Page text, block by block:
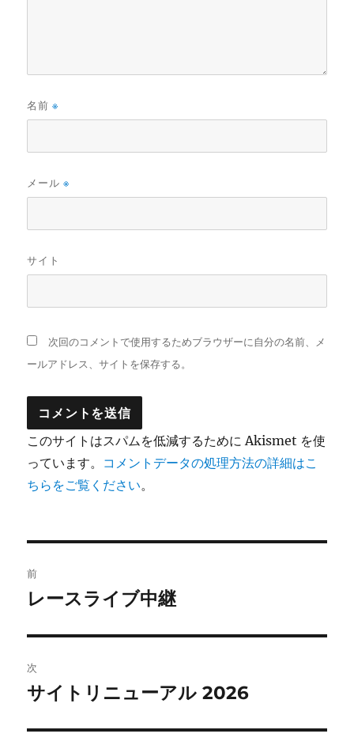
名前※
メール※
サイト
次回のコメントで使用するためブラウザーに自分の名前、メ
ールアドレス、サイトを保存する。
このサイトはスパムを低減するために Akismet を使
っています。 コメントデータの処理方法の詳細はこ
ちらをご覧ください。
稿
ビ
ゲ
ー
前
前
投
稿:
レースライブ中継
次
次
投
サイトリニューアル 2026